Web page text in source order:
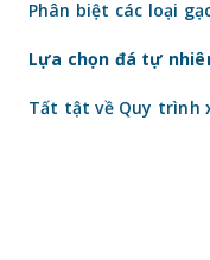
Phân biệt các loại
Lựa chọn đá tự
Tất tật về Quy trình